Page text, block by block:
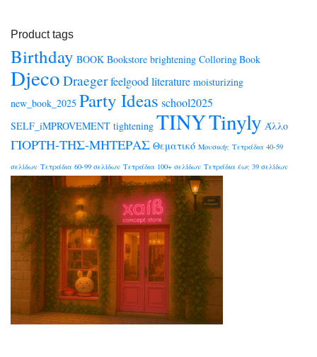
Product tags
Birthday BOOK Bookstore brightening Colloring Book
Djeco Draegerfeelgoodliterature moisturizing
new_book_2025 Party Ideas school2025
SELF_iMPROVEMENT tightening TINYTinyly Άλλο
ΓΙΟΡΤΗ-ΤΗΣ-ΜΗΤΕΡΑΣ Θεματικό Μουσικής Τετράδια 40-59
σελίδων Τετράδια 60-99 σελίδων Τετράδια 100+ σελίδων Τετράδια έως 39 σελίδων